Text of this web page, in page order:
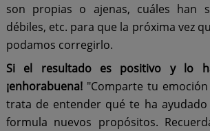
son propias o ajenas, cuáles han
débiles, etc. para que la próxima vez
podamos corregirlo.
Si el resultado es positivo y lo
¡enhorabuena!"Comparte tu emoción
trata de entender qué te ha
formula nuevos propósitos.